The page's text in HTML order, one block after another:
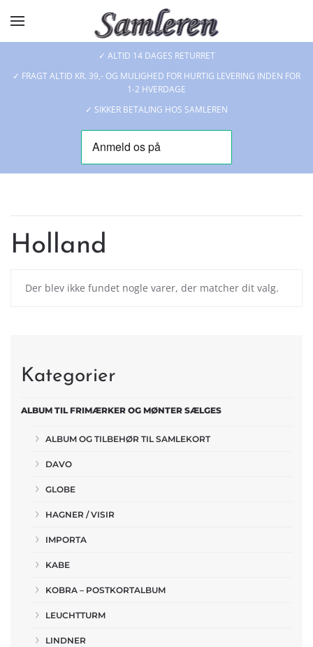
Skip to main content
✓ ALTID 14 DAGES RETURRET
✓ FRAGT ALTID KR. 39,- OG MULIGHED FOR HURTIG LEVERING INDEN FOR
1-2 HVERDAGE
✓ SIKKER BETALING HOS SAMLEREN
Holland
Der blev ikke fundet nogle varer, der matcher dit valg.
Kategorier
ALBUM TIL FRIMÆRKER OG MØNTER SÆLGES
ALBUM OG TILBEHØR TIL SAMLEKORT
DAVO
GLOBE
HAGNER / VISIR
IMPORTA
KABE
KOBRA – POSTKORTALBUM
LEUCHTTURM
LINDNER